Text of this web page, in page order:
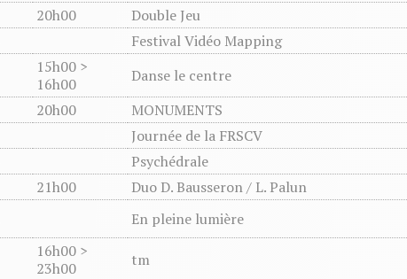
20h00 Double Jeu
Festival Vidéo Mapping
15h00 >
16h00
Danse le centre
20h00 MONUMENTS
Journée de la FRSCV
Psychédrale
21h00 Duo D. Bausseron / L. Palun
En pleine lumière
16h00 >
23h00
tm